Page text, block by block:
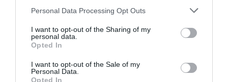
Personal Data Processing Opt Outs
I want to opt-out of the Sharing of my
personal data.
Opted In
I want to opt-out of the Sale of my
Personal Data.
Opted In
Θυμήσου με